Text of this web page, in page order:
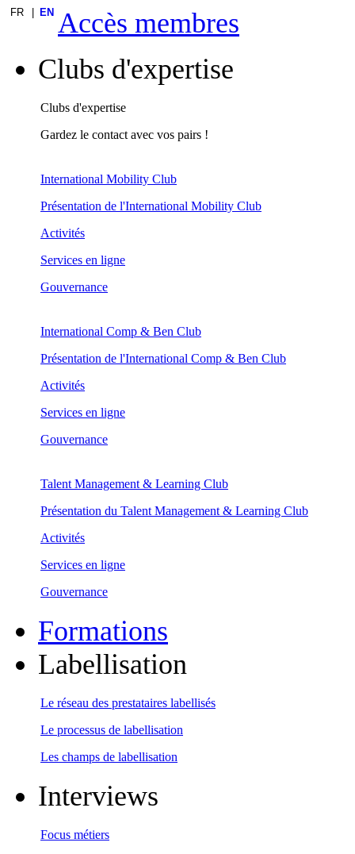
FR EN Accès membres
Clubs d'expertise
Clubs d'expertise
Gardez le contact avec vos pairs !
International Mobility Club
Présentation de l'International Mobility Club
Activités
Services en ligne
Gouvernance
International Comp & Ben Club
Présentation de l'International Comp & Ben Club
Activités
Services en ligne
Gouvernance
Talent Management & Learning Club
Présentation du Talent Management & Learning Club
Activités
Services en ligne
Gouvernance
Formations
Labellisation
Le réseau des prestataires labellisés
Le processus de labellisation
Les champs de labellisation
Interviews
Focus métiers